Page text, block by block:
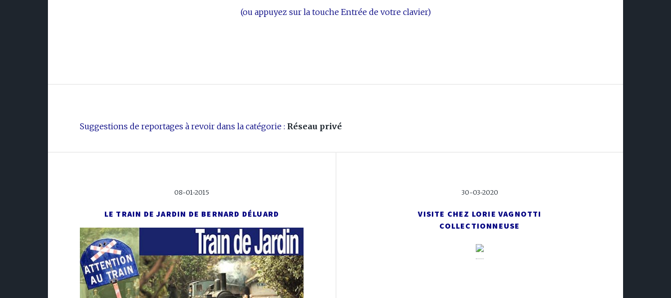
(ou appuyez sur la touche Entrée de votre clavier)
Suggestions de reportages à revoir dans la catégorie : Réseau privé
08-01-2015
LE TRAIN DE JARDIN DE BERNARD DÉLUARD
30-03-2020
VISITE CHEZ LORIE VAGNOTTI
COLLECTIONNEUSE